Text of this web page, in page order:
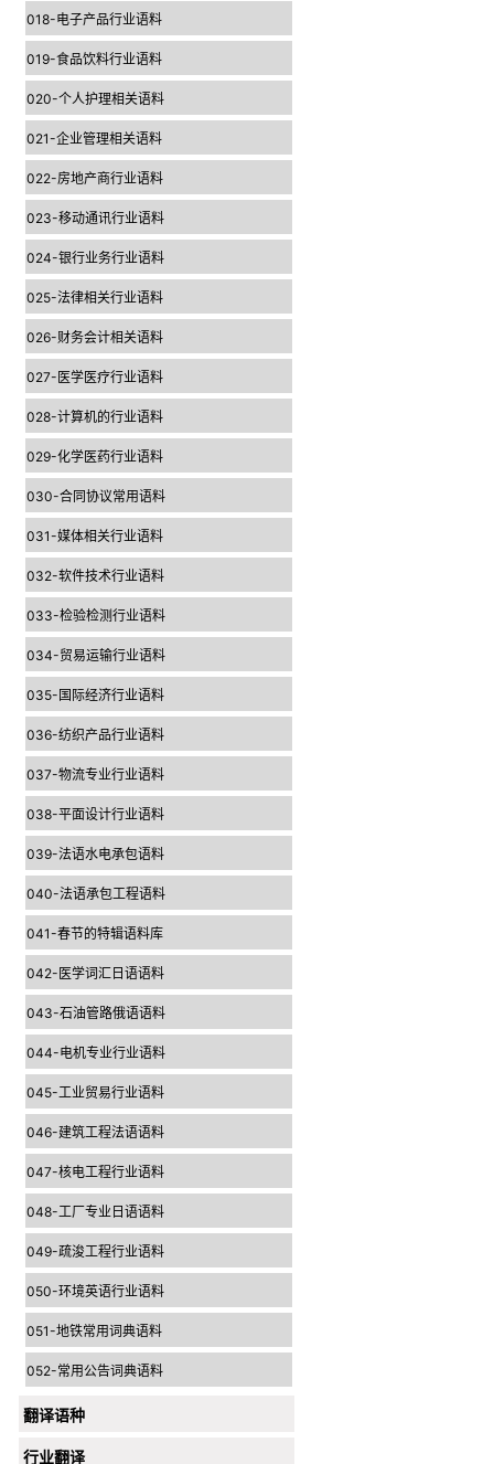
018-电子产品行业语料
019-食品饮料行业语料
020-个人护理相关语料
021-企业管理相关语料
022-房地产商行业语料
023-移动通讯行业语料
024-银行业务行业语料
025-法律相关行业语料
026-财务会计相关语料
027-医学医疗行业语料
028-计算机的行业语料
029-化学医药行业语料
030-合同协议常用语料
031-媒体相关行业语料
032-软件技术行业语料
033-检验检测行业语料
034-贸易运输行业语料
035-国际经济行业语料
036-纺织产品行业语料
037-物流专业行业语料
038-平面设计行业语料
039-法语水电承包语料
040-法语承包工程语料
041-春节的特辑语料库
042-医学词汇日语语料
043-石油管路俄语语料
044-电机专业行业语料
045-工业贸易行业语料
046-建筑工程法语语料
047-核电工程行业语料
048-工厂专业日语语料
049-疏浚工程行业语料
050-环境英语行业语料
051-地铁常用词典语料
052-常用公告词典语料
翻译语种
行业翻译